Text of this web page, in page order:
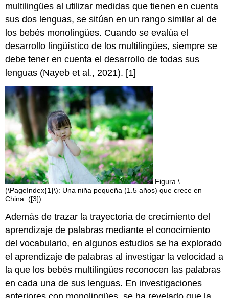
multilingües al utilizar medidas que tienen en cuenta
sus dos lenguas, se sitúan en un rango similar al de
los bebés monolingües. Cuando se evalúa el
desarrollo lingüístico de los multilingües, siempre se
debe tener en cuenta el desarrollo de todas sus
lenguas (Nayeb et al., 2021). [1]
Figura \
(\PageIndex{1}\): Una niña pequeña (1.5 años) que crece en
China. ([3])
Además de trazar la trayectoria de crecimiento del
aprendizaje de palabras mediante el conocimiento
del vocabulario, en algunos estudios se ha explorado
el aprendizaje de palabras al investigar la velocidad a
la que los bebés multilingües reconocen las palabras
en cada una de sus lenguas. En investigaciones